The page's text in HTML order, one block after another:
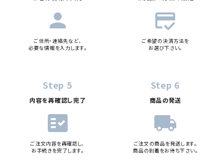
person
ご住所・連絡先など、
必要な情報を入力します。
credit_score
ご希望の決済方法を
お選び下さい。
Step 5
内容を再確認し完了
fact_check
ご注文内容を再確認し、
お手続きを完了します。
Step 6
商品の発送
local_shipping
ご注文の商品を発送します。
商品の到着をお待ち下さい。